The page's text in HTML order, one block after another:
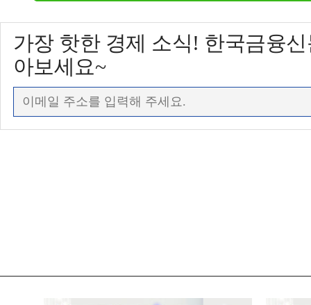
가장 핫한 경제 소식! 한국금융
아보세요~